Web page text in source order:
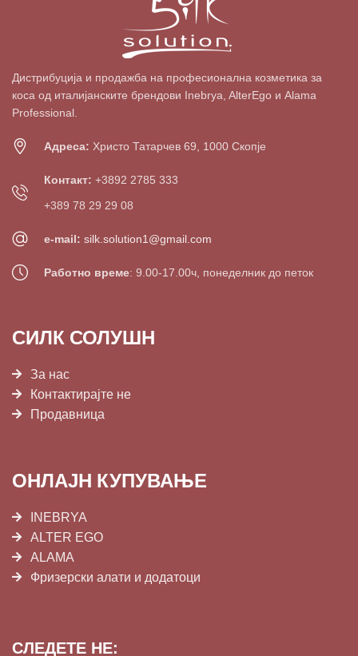
Дистрибуција и продажба на професионална козметика за
коса од италијанските брендови Inebrya, AlterEgo и Alama
Professional.
Адреса: Христо Татарчев 69, 1000 Скопје
Контакт: +3892 2785 333
+389 78 29 29 08
e-mail: silk.solution1@gmail.com
Работно време: 9.00-17.00ч, понеделник до петок
СИЛК СОЛУШН
За нас
Контактирајте не
Продавница
ОНЛАЈН КУПУВАЊЕ
INEBRYA
ALTER EGO
ALAMA
Фризерски алати и додатоци
СЛЕДЕТЕ НЕ: